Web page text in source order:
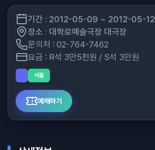
기간 : 2012-05-09 ~ 2012-05-12
장소 : 대학로예술극장 대극장
문의처 : 02-764-7462
요금 : R석 3만5천원 / S석 3만원
서울
예매하기